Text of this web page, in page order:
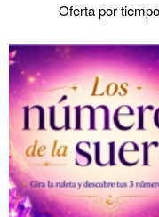
Oferta por